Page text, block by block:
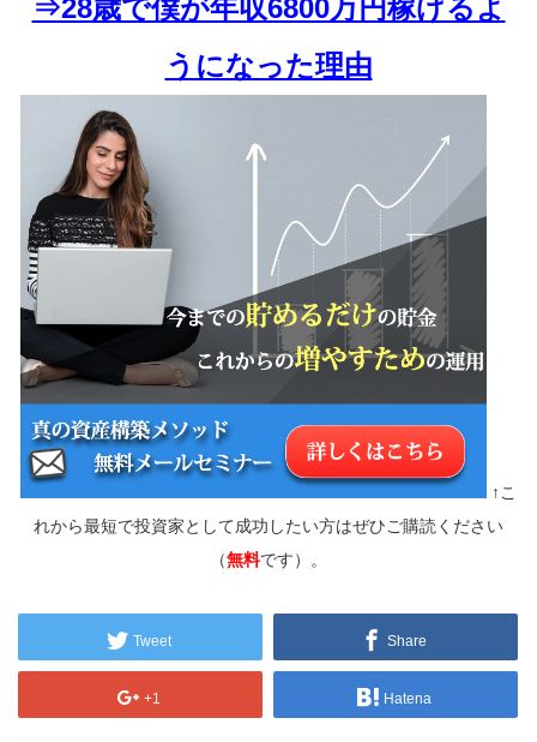
⇒28歳で僕が年収6800万円稼げるよ
うになった理由
↑こ
れから最短で投資家として成功したい方はぜひご購読ください
（無料です）。
Tweet Share
+1 Hatena